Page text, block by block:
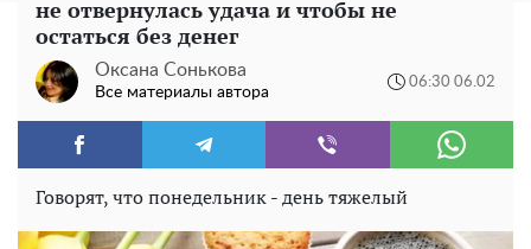
не отвернулась удача и чтобы не
остаться без денег
Оксана Сонькова
Все материалы автора
06:30 06.02
Говорят, что понедельник - день тяжелый